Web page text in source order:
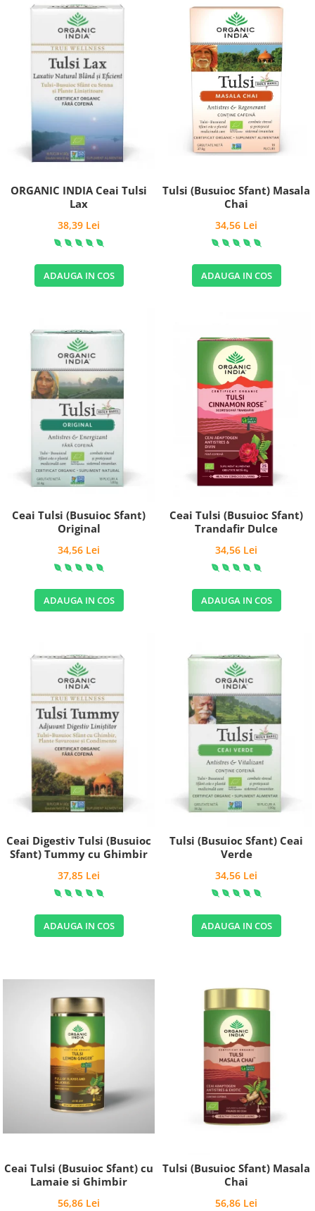
ORGANIC INDIA Ceai Tulsi
Lax
38,39 Lei
ADAUGA IN COS
Tulsi (Busuioc Sfant) Masala
Chai
34,56 Lei
ADAUGA IN COS
Ceai Tulsi (Busuioc Sfant)
Original
34,56 Lei
ADAUGA IN COS
Ceai Tulsi (Busuioc Sfant)
Trandafir Dulce
34,56 Lei
ADAUGA IN COS
Ceai Digestiv Tulsi (Busuioc
Sfant) Tummy cu Ghimbir
37,85 Lei
ADAUGA IN COS
Tulsi (Busuioc Sfant) Ceai
Verde
34,56 Lei
ADAUGA IN COS
Ceai Tulsi (Busuioc Sfant) cu
Lamaie si Ghimbir
56,86 Lei
Tulsi (Busuioc Sfant) Masala
Chai
56,86 Lei